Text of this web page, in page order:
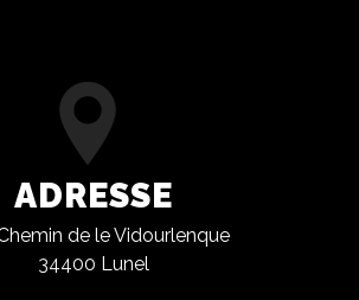
ADRESSE
de le Vidourlenque
34400 Lunel